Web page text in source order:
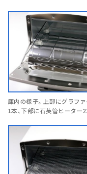
庫内の様子。上部にグラフ
1本、下部に石英管ヒーター